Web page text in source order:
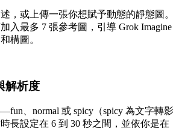
，或上傳一張你想賦予動態的靜態圖。
入最多 7 張參考圖，引導 Grok Imagine
構圖。
解析度
、normal 或 spicy（spicy 為文字轉影
長設定在 6 到 30 秒之間，並依你是在